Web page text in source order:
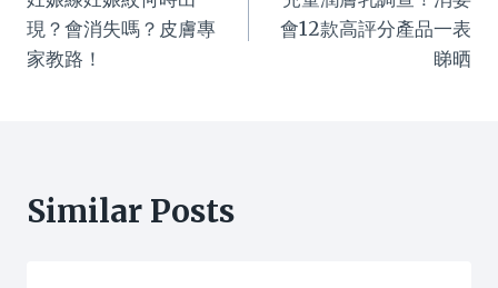
navigation
現？會消失嗎？皮膚專
家教路！
會12款高評分產品一表
睇晒
Similar Posts